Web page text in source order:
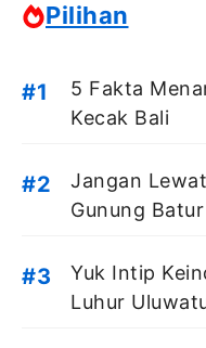
Pilihan
5 Fakta
Kecak Bali
Jangan
Gunung
Yuk Intip
Luhur